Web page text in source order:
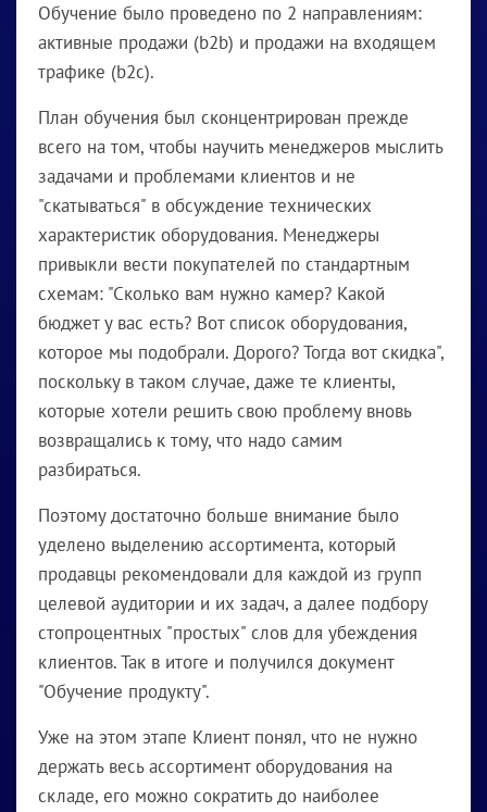
Обучение было проведено по 2 направлениям:
активные продажи (b2b) и продажи на входящем
трафике (b2c).
План обучения был сконцентрирован прежде
всего на том, чтобы научить менеджеров мыслить
задачами и проблемами клиентов и не
"скатываться" в обсуждение технических
характеристик оборудования. Менеджеры
привыкли вести покупателей по стандартным
схемам: "Сколько вам нужно камер? Какой
бюджет у вас есть? Вот список оборудования,
которое мы подобрали. Дорого? Тогда вот скидка",
поскольку в таком случае, даже те клиенты,
которые хотели решить свою проблему вновь
возвращались к тому, что надо самим
разбираться.
Поэтому достаточно больше внимание было
уделено выделению ассортимента, который
продавцы рекомендовали для каждой из групп
целевой аудитории и их задач, а далее подбору
стопроцентных "простых" слов для убеждения
клиентов. Так в итоге и получился документ
"Обучение продукту".
Уже на этом этапе Клиент понял, что не нужно
держать весь ассортимент оборудования на
складе, его можно сократить до наиболее